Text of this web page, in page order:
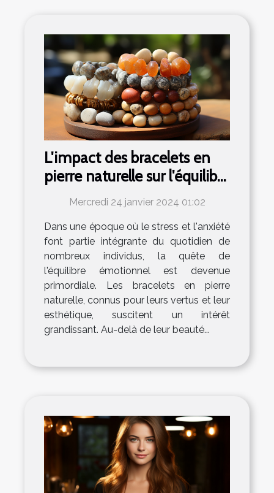
L'impact des bracelets en
pierre naturelle sur l'équilibre
émotionnel
Mercredi 24 janvier 2024 01:02
Dans une époque où le stress et l'anxiété
font partie intégrante du quotidien de
nombreux individus, la quête de
l'équilibre émotionnel est devenue
primordiale. Les bracelets en pierre
naturelle, connus pour leurs vertus et leur
esthétique, suscitent un intérêt
grandissant. Au-delà de leur beauté...